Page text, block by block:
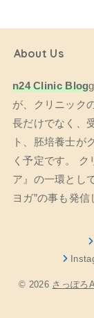
About Us
n24 Clinic Blog
が、クリニック
長だけでなく、
ト、胚培養士が
く予定です。
ア』の一環とし
ヨガ”の事も発信
© 2026 さっぽろ